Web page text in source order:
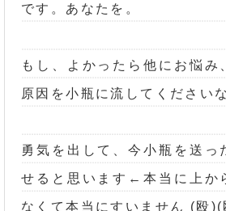
です。あなたを。
もし、よかったら他にお悩み
原因を小瓶に流してくださいな
勇気を出して、今小瓶を送っ
せると思います←本当に上か
なくて本当にすいません (殴)(